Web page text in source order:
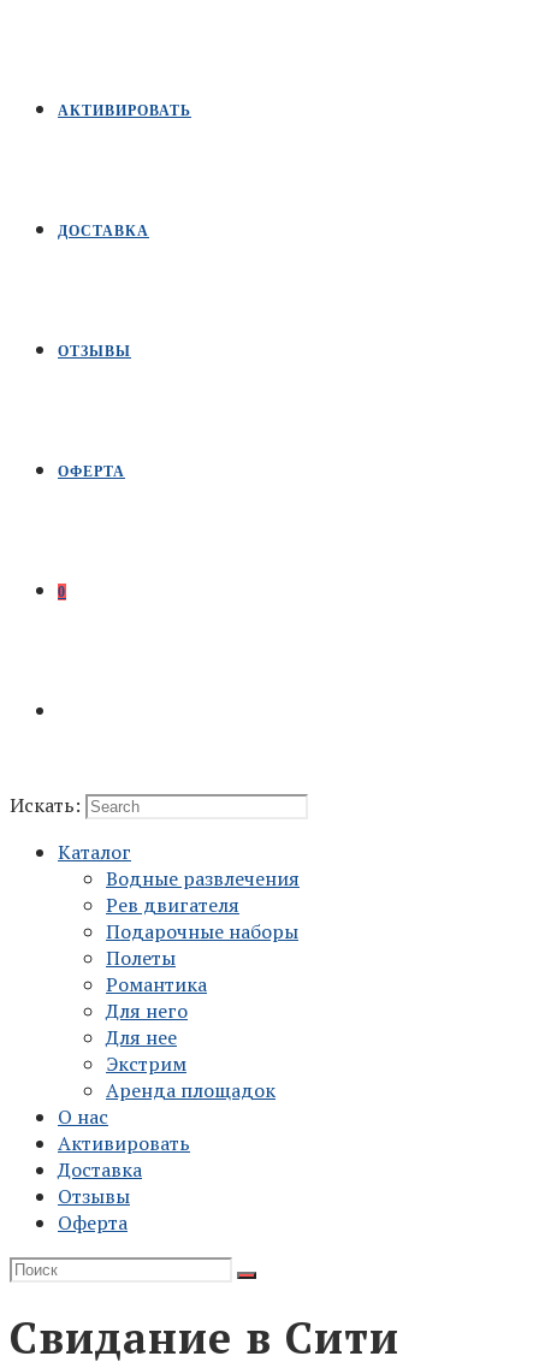
АКТИВИРОВАТЬ
ДОСТАВКА
ОТЗЫВЫ
ОФЕРТА
0
Искать:
Каталог
Водные развлечения
Рев двигателя
Подарочные наборы
Полеты
Романтика
Для него
Для нее
Экстрим
Аренда площадок
О нас
Активировать
Доставка
Отзывы
Оферта
Свидание в Сити